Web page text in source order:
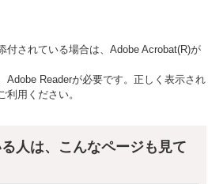
されている場合は、Adobe Acrobat(R)が
Adobe Readerが必要です。正しく表示され
利用ください。
人は、こんなページも見て